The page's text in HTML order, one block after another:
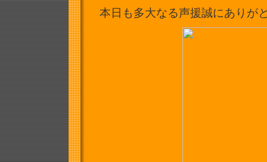
本日も多大なる声援誠にありが